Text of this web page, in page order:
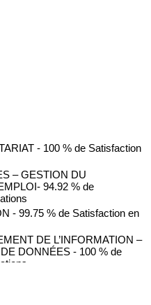
- 100 % de Satisfaction
– GESTION DU
94.92 % de
- 99.75 % de Satisfaction en
DE L’INFORMATION –
DONNÉES - 100 % de